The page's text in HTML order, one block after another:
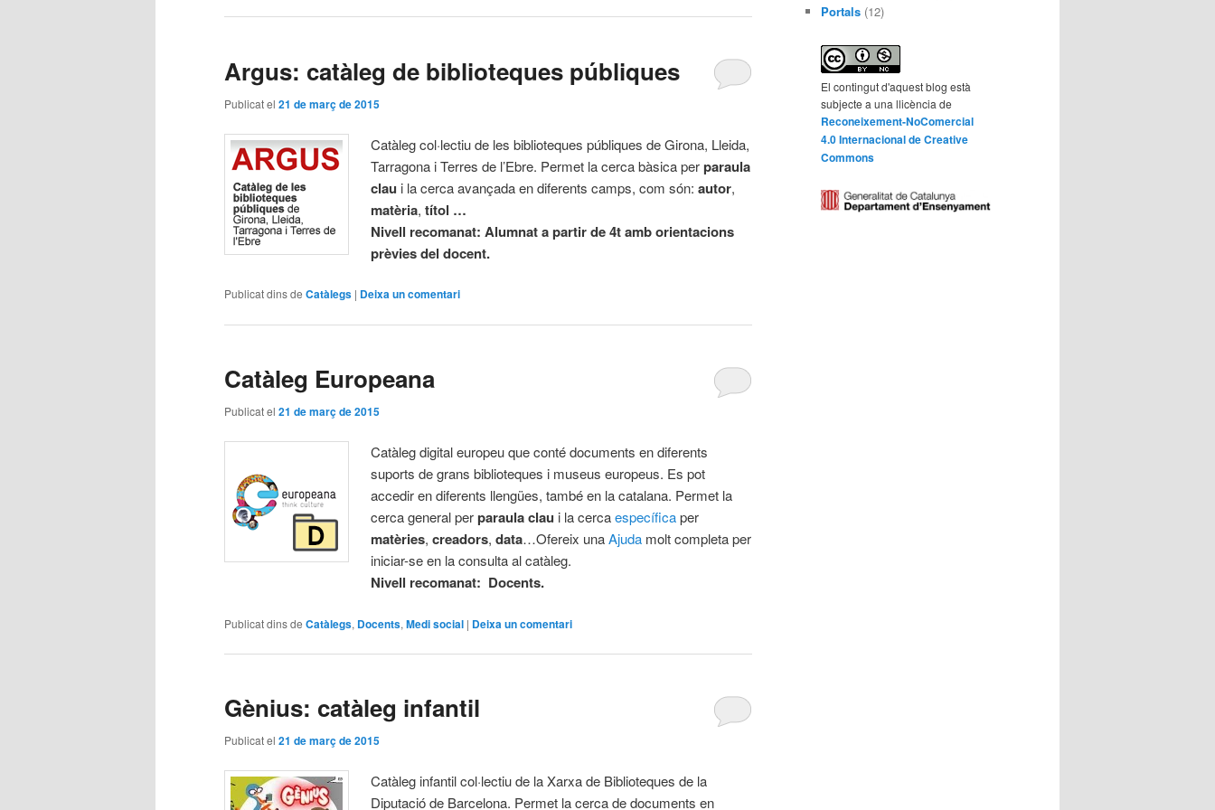
Argus: catàleg de biblioteques públiques
Publicat el 21 de març de 2015
Catàleg col·lectiu de les biblioteques públiques de Girona, Lleida,
Tarragona i Terres de l’Ebre. Permet la cerca bàsica perparaula
clau i la cerca avançada en diferents camps, com són: autor,
matèria, títol …
Nivell recomanat: Alumnat a partir de 4t amb orientacions
prèvies del docent.
Publicat dins de Catàlegs | Deixa un comentari
Catàleg Europeana
Publicat el 21 de març de 2015
Catàleg digital europeu que conté documents en diferents
suports de grans biblioteques i museus europeus. Es pot
accedir en diferents llengües, també en la catalana. Permet la
cerca general perparaula clau i la cercaespecíficaper
matèries,creadors,data…Ofereix unaAjuda molt completa per
iniciar-se en la consulta al catàleg.
Nivell recomanat: Docents.
Publicat dins de Catàlegs, Docents, Medi social | Deixa un comentari
Gènius: catàleg infantil
Publicat el 21 de març de 2015
Catàleg infantil col·lectiu de la Xarxa de Biblioteques de la
Diputació de Barcelona. Permet la cerca de documents en
Portals (12)
El contingut d'aquest blog està
subjecte a una llicència de
Reconeixement-NoComercial
4.0 Internacional de Creative
Commons